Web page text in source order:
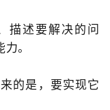
描述要解决的问
。
的是，要实现它